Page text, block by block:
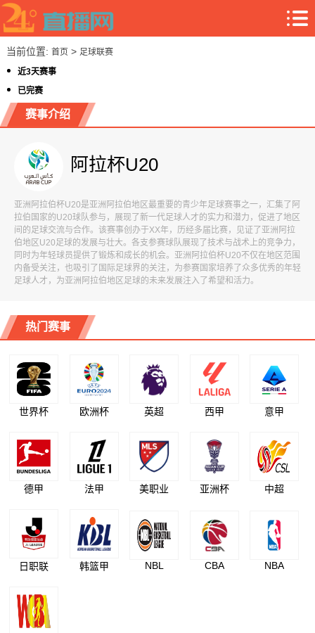
当前位置: 首页> 足球联赛
近3天赛事
已完赛
赛事介绍
阿拉杯U20
亚洲阿拉伯杯U20是亚洲阿拉伯地区最重要的青少年足球赛事之一，汇集了阿
拉伯国家的U20球队参与，展现了新一代足球人才的实力和潜力，促进了地区
间的足球交流与合作。该赛事创办于XX年，历经多届比赛，见证了亚洲阿拉
伯地区U20足球的发展与壮大。各支参赛球队展现了技术与战术上的竞争力，
同时为年轻球员提供了锻炼和成长的机会。亚洲阿拉伯杯U20不仅在地区范围
内备受关注，也吸引了国际足球界的关注，为参赛国家培养了众多优秀的年轻
足球人才，为亚洲阿拉伯地区足球的未来发展注入了希望和活力。
热门赛事
世界杯 欧洲杯 英超 西甲 意甲
德甲 法甲 美职业 亚洲杯 中超
日职联 韩篮甲 NBL CBA NBA